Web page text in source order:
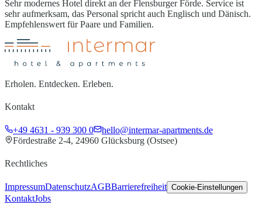
Sehr modernes Hotel direkt an der Flensburger Förde. Service ist
sehr aufmerksam, das Personal spricht auch Englisch und Dänisch.
Empfehlenswert für Paare und Familien.
Erholen. Entdecken. Erleben.
Kontakt
+49 4631 - 939 300 0
hello@intermar-apartments.de
Fördestraße 2-4, 24960 Glücksburg (Ostsee)
Rechtliches
ImpressumDatenschutzAGBBarrierefreiheit Cookie-Einstellungen
KontaktJobs